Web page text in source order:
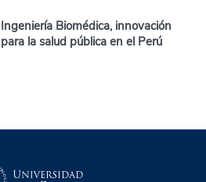
Ingeniería Biomédica, innovación
para la salud pública en el Perú